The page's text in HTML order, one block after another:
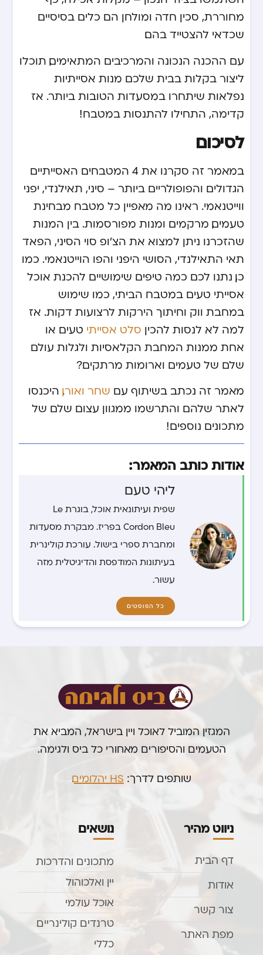
מחוררת, סכין חדה ומולחן הם כלים בסיסיים
שכדאי להצטייד בהם.
עם ההכנה הנכונה והמרכיבים המתאימים, תוכלו
ליצור בקלות בבית שלכם מנות אסייתיות
נפלאות שיתחרו במסעדות הטובות ביותר. אז
קדימה, התחילו להתנסות במטבח!
לסיכום
במאמר זה סקרנו את 4 המטבחים האסייתיים
הגדולים והפופולריים ביותר – סיני, תאילנדי, יפני
ווייטנאמי. ראינו מה מאפיין כל מטבח מבחינת
טעמים, מרקמים ומנות מפורסמות. בין המנות
שהזכרנו ניתן למצוא את הצ’ופ סוי הסיני, הפאד
תאי התאילנדי, הסושי היפני והפו הוייטנאמי. כמו
כן, נתנו לכם כמה טיפים שימושיים להכנת אוכל
אסייתי טעים במטבח הביתי, כמו שימוש
במחבת ווק וחיתוך הירקות לרצועות דקות. אז
למה לא לנסות להכין סלט אסייתי טעים או
אחת ממנות המחבת הקלאסיות ולגלות עולם
שלם של טעמים וארומות מרתקים?
מאמר זה נכתב בשיתוף עם שחר ואורן. היכנסו
לאתר שלהם והתרשמו ממגוון עצום שלם של
מתכונים נוספים!
אודות כותב המאמר:
ליהי טעם
שפית ועיתונאית אוכל, בוגרת Le
Cordon Bleu בפריז. מבקרת מסעדות
ומחברת ספרי בישול. עורכת קולינרית
בעיתונות המודפסת והדיגיטלית מזה
עשור.
כל הפוסטים
המגזין המוביל לאוכל ויין בישראל, המביא את
הטעמים והסיפורים מאחורי כל ביס ולגימה.
שותפים לדרך: HS יהלומים .
ניווט מהיר
דף הבית
אודות
צור קשר
מפת האתר
נושאים
מתכונים והדרכות
יין ואלכוהול
אוכל עולמי
טרנדים קולינריים
כללי